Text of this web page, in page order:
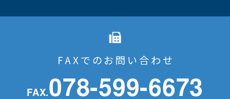
FAXでのお問い合わせ
FAX.078-599-6673